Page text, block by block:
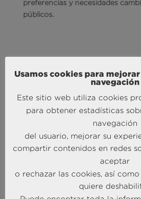
preferencias y necesidades
públicos.
ParaÁngel García Butragueño,
Barómetro Turístico BRAINTRUST
y económico. El marketing por
permite llegar a un gran número
la personalización. Desde
ayudaremos a identificar los
abordar y la forma más efectiva
comunicación con los mismos.
José Manuel Brell, Co-
Barómetro Turístico BRAINTRUST
Usamos cookies para
navegación
Este sitio web utiliza cookies
para obtener estadísticas
navegación
del usuario, mejorar su
compartir contenidos en redes
aceptar
o rechazar las cookies, así
quiere